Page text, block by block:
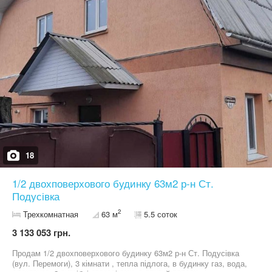
18
1/2 двохповерхового будинку 63м2 р-н Ст.
Подусівка
Трехкомнатная 63 м2 5.5 соток
3 133 053 грн.
Продам 1/2 двохповерхового будинку 63м2 р-н Ст. Подусівка
(вул. Перемоги), 3 кімнати , тепла підлога, в будинку газ, вода,